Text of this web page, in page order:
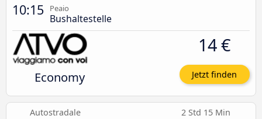
10:15 Peaio
Bushaltestelle
Economy
14 €
Jetzt finden
Autostradale 2 Std 15 Min